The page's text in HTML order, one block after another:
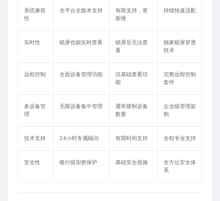
系统兼容
性
全平台全版本支持
有限支持，更
新慢
持续快速适配
实时性 锁屏也能实时查看
锁屏后无法查
看
独家锁屏穿透
技术
远程控制 全面设备管理功能
仅基础查看功
能
完整远程控制
套件
多设备管
理
无限设备集中管理
通常限制设备
数量
企业级管理架
构
技术支持 24小时专属顾问 有限时间支持 全程专业支持
安全性 银行级加密保护 基础安全措施
全方位安全体
系